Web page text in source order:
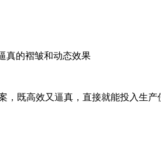
逼真的褶皱和动态效果
，既高效又逼真，直接就能投入生产